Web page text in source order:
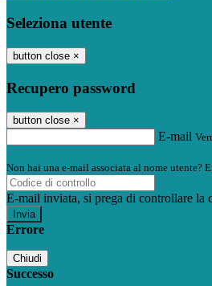
Seleziona utente
button close ×
Recupero password
button close ×
E-mail
Non hai una e-mail associata al nome utente?
E-mail inviata, si prega di controllare la
Errore
Chiudi
Successo